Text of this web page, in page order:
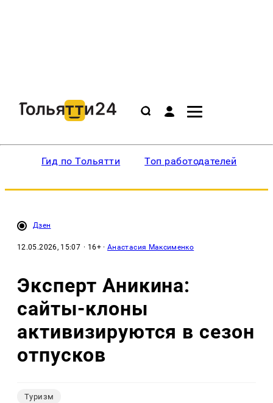
Гид по Тольятти Топ работодателей
Дзен
12.05.2026, 15:07 · 16+ ·Анастасия Максименко
Эксперт Аникина:
сайты-клоны
активизируются в сезон
отпусков
Туризм